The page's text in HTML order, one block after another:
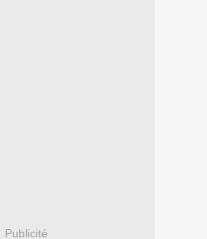
Publicité